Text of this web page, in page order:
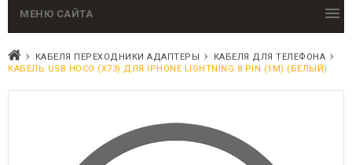
МЕНЮ САЙТА
КАБЕЛЯ ПЕРЕХОДНИКИ АДАПТЕРЫ
КАБЕЛЯ ДЛЯ ТЕЛЕФОНА
КАБЕЛЬ USB HOCO (X73) ДЛЯ IPHONE LIGHTNING 8 PIN (1М) (БЕЛЫЙ)